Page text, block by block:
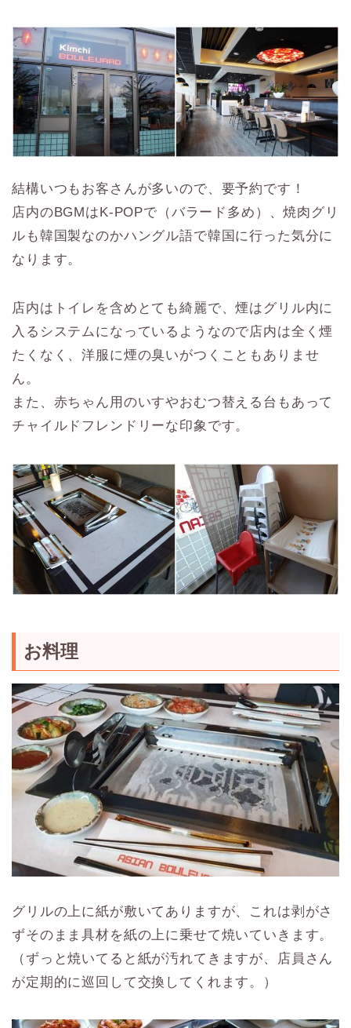
結構いつもお客さんが多いので、要予約です！
店内のBGMはK-POPで（バラード多め）、焼肉グリ
ルも韓国製なのかハングル語で韓国に行った気分に
なります。
店内はトイレを含めとても綺麗で、煙はグリル内に
入るシステムになっているようなので店内は全く煙
たくなく、洋服に煙の臭いがつくこともありませ
ん。
また、赤ちゃん用のいすやおむつ替える台もあって
チャイルドフレンドリーな印象です。
お料理
グリルの上に紙が敷いてありますが、これは剥がさ
ずそのまま具材を紙の上に乗せて焼いていきます。
（ずっと焼いてると紙が汚れてきますが、店員さん
が定期的に巡回して交換してくれます。）